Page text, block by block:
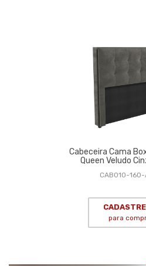
Cabeceira Cama
Queen Veludo
CAB010-
para